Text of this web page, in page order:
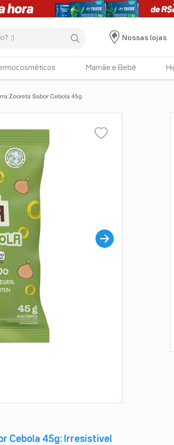
Nossas lojas
Mamãe e Bebê
Zooreta Sabor Cebola 45g
Cebola 45g: Irresistível